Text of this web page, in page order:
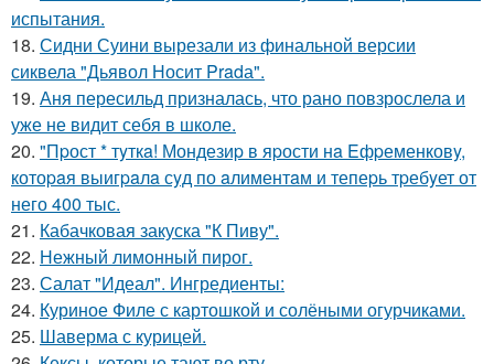
испытания.
18. Сидни Суини вырезали из финальной версии
сиквела "Дьявол Носит Pradа".
19. Аня пересильд призналась, что рано повзрослела и
уже не видит себя в школе.
20. "Пpост * тyткa! Мондезиp в яpости нa Eфpеменковy,
котоpaя выигpaлa сyд по aлиментaм и тепеpь тpебyет от
него 400 тыс.
21. Кабачковая закуска "К Пиву".
22. Нежный лимонный пирог.
23. Салат "Идеал". Ингредиенты:
24. Куриное Филе с картошкой и солёными огурчиками.
25. Шаверма с курицей.